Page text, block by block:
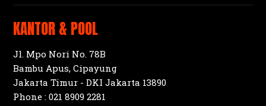
KANTOR & POOL
Jl. Mpo Nori No. 78B
Bambu Apus, Cipayung
Jakarta Timur - DKI Jakarta 13890
Phone :021 8909 2281